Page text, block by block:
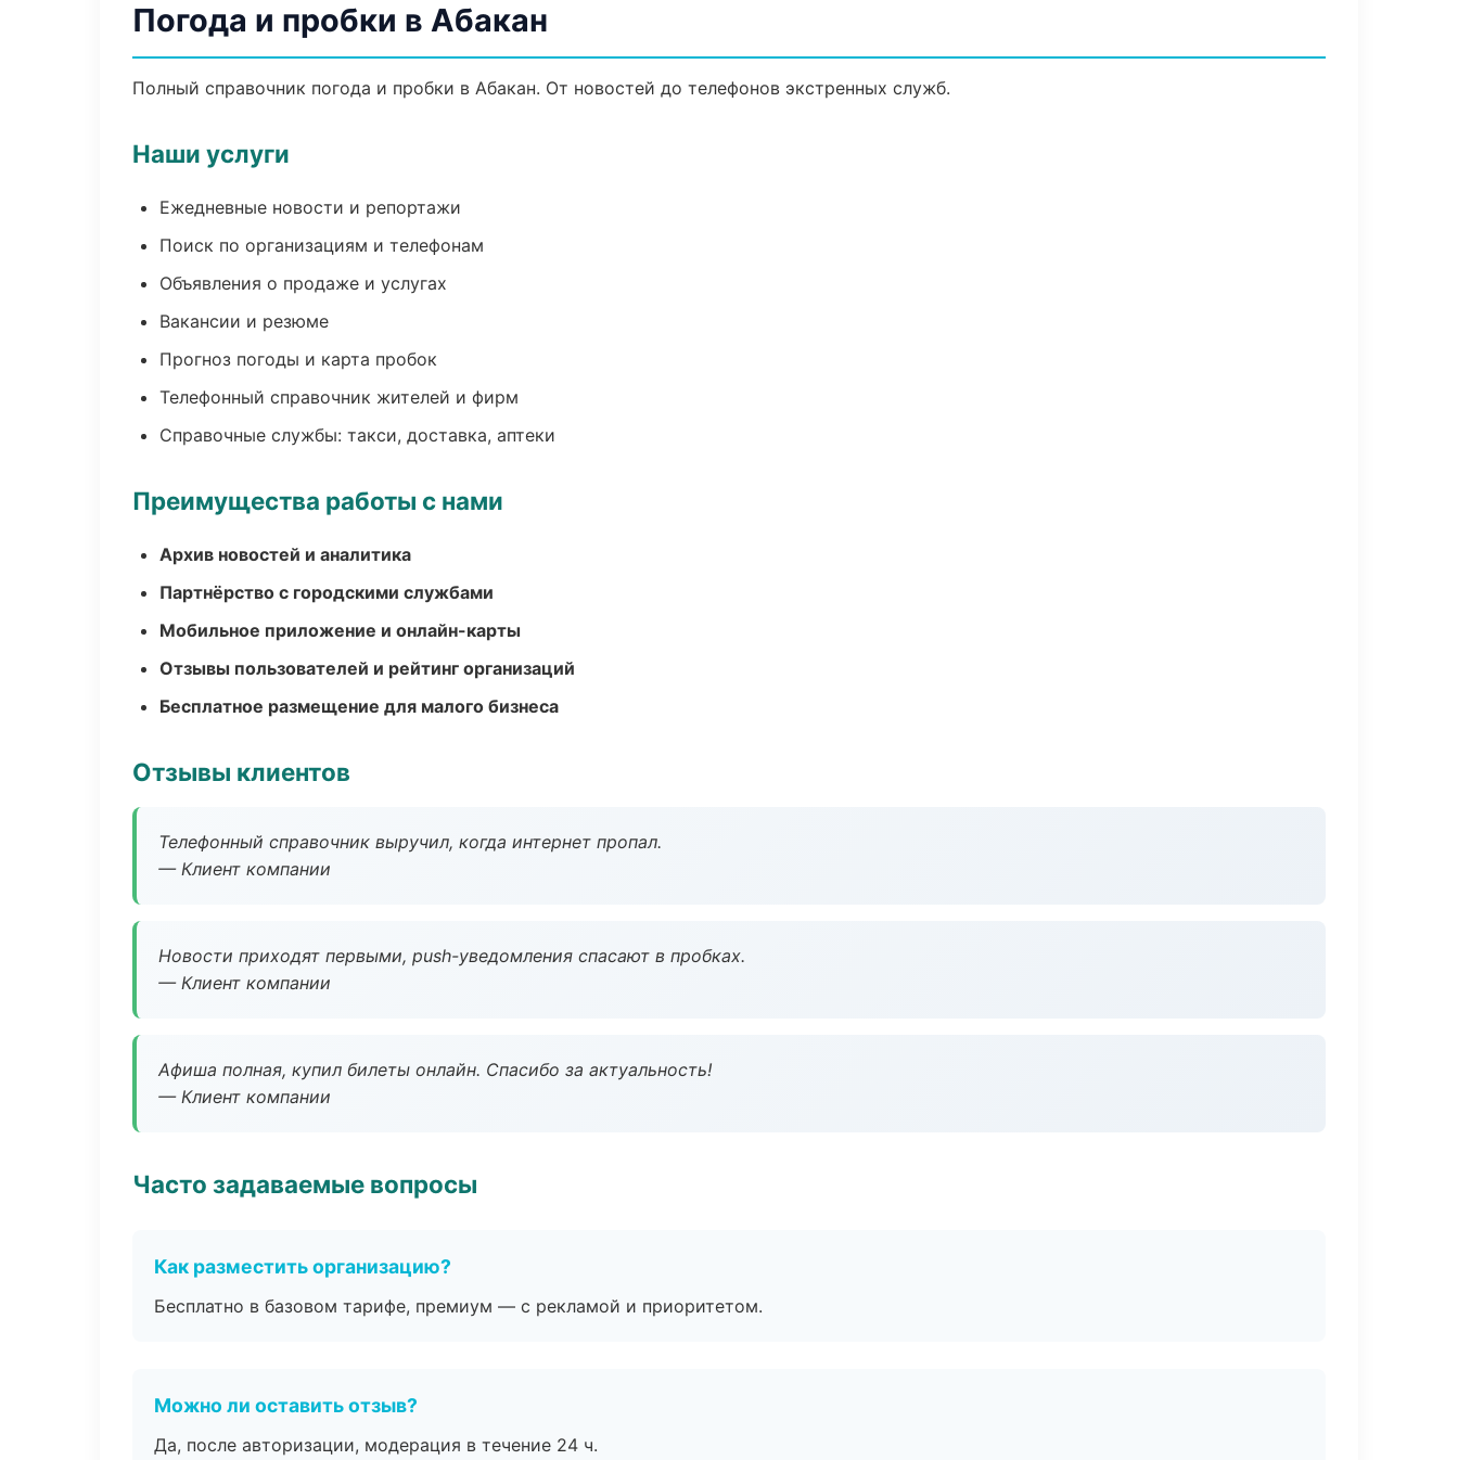
Погода и пробки в Абакан
Полный справочник погода и пробки в Абакан. От новостей до телефонов экстренных служб.
Наши услуги
Ежедневные новости и репортажи
Поиск по организациям и телефонам
Объявления о продаже и услугах
Вакансии и резюме
Прогноз погоды и карта пробок
Телефонный справочник жителей и фирм
Справочные службы: такси, доставка, аптеки
Преимущества работы с нами
Архив новостей и аналитика
Партнёрство с городскими службами
Мобильное приложение и онлайн-карты
Отзывы пользователей и рейтинг организаций
Бесплатное размещение для малого бизнеса
Отзывы клиентов
Телефонный справочник выручил, когда интернет пропал.
— Клиент компании
Новости приходят первыми, push-уведомления спасают в пробках.
— Клиент компании
Афиша полная, купил билеты онлайн. Спасибо за актуальность!
— Клиент компании
Часто задаваемые вопросы
Как разместить организацию?
Бесплатно в базовом тарифе, премиум — с рекламой и приоритетом.
Можно ли оставить отзыв?
Да, после авторизации, модерация в течение 24 ч.